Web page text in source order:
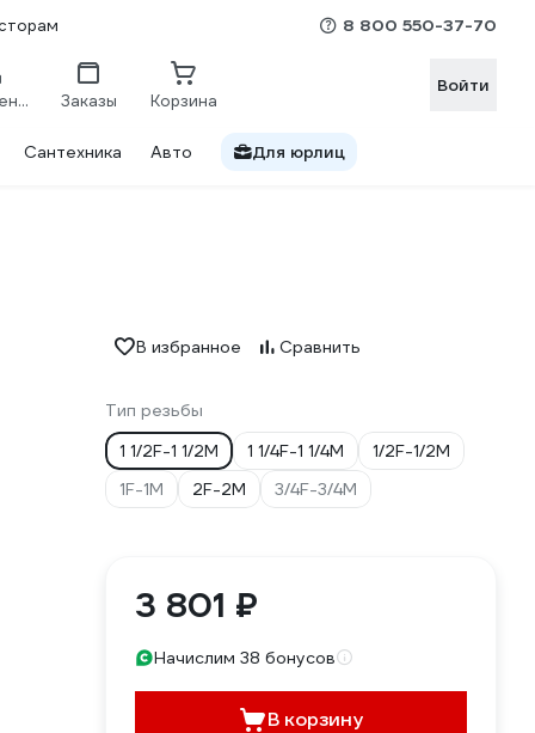
8 800 550-37-70
Сравнение Заказы Корзина
Войти
Сантехника Авто Для юрлиц
В избранное Сравнить
Тип резьбы
1 1/2F-1 1/2M
1 1/4F-1 1/4M
1/2F-1/2M
1F-1M
2F-2M 3/4F-3/4M
3 801 ₽
Начислим 38 бонусов
В корзину